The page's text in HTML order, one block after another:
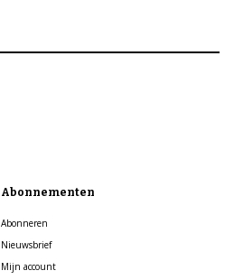
Abonnementen
Abonneren
Nieuwsbrief
Mijn account